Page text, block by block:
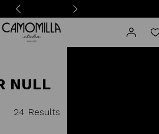
Camomilla Italia®
NULL
24 Results